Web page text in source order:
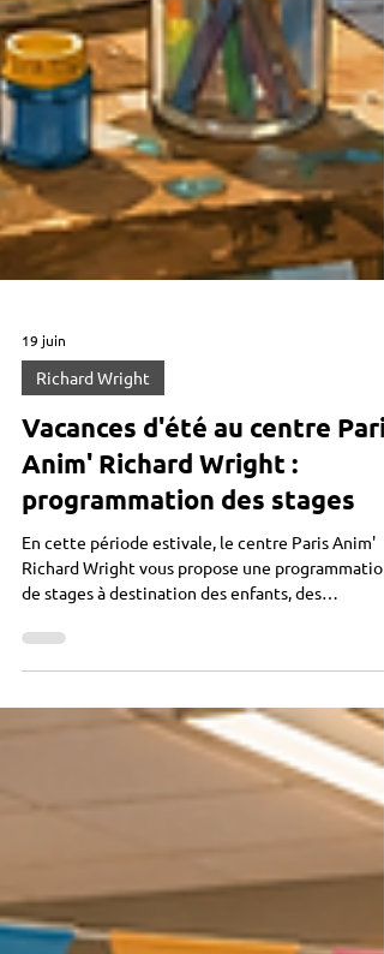
19 juin
Richard Wright
Vacances d'été au centre Paris
Anim' Richard Wright :
programmation des stages
En cette période estivale, le centre Paris Anim'
de stages à destination des enfants, des
adolescents et des adultes. Consulter la
Théâtre et arts plastiques 4/5 ans et 6/7 ans de
10h à 12h chant 7/12 ans de 10h à 12h Sciences
7/12 ans de 15h à 17h KPOP 6/12 ans de 14h à
KPOP 13/17 ans de 15h15 à 17h15 couture à
de 16 ans de 10h à 13h Dessin portrait adultes de